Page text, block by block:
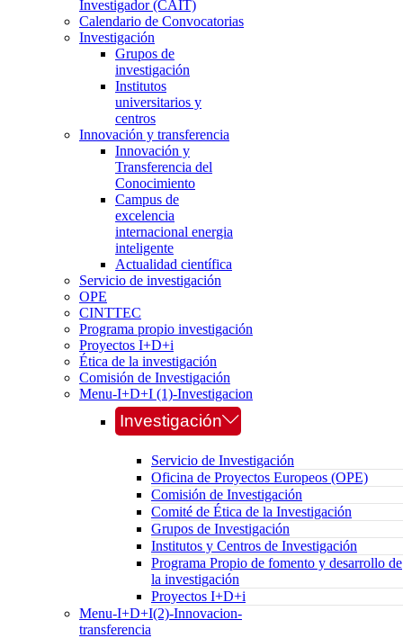
Investigador (CAIT)
Calendario de Convocatorias
Investigación
Grupos de
investigación
Institutos
universitarios y
centros
Innovación y transferencia
Innovación y
Transferencia del
Conocimiento
Campus de
excelencia
internacional energia
inteligente
Actualidad científica
Servicio de investigación
OPE
CINTTEC
Programa propio investigación
Proyectos I+D+i
Ética de la investigación
Comisión de Investigación
Menu-I+D+I (1)-Investigacion
Investigación
Servicio de Investigación
Oficina de Proyectos Europeos (OPE)
Comisión de Investigación
Comité de Ética de la Investigación
Grupos de Investigación
Institutos y Centros de Investigación
Programa Propio de fomento y desarrollo de
la investigación
Proyectos I+D+i
Menu-I+D+I(2)-Innovacion-
transferencia